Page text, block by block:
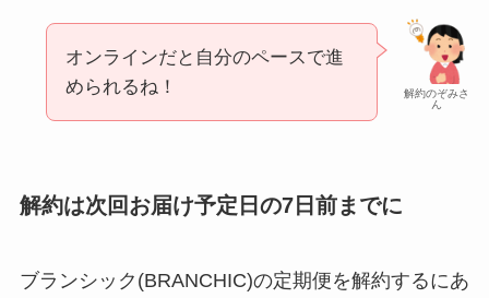
解約のぞみさ
ん
オンラインだと自分のペースで進
められるね！
解約は次回お届け予定日の7日前までに
ブランシック(BRANCHIC)の定期便を解約するにあ